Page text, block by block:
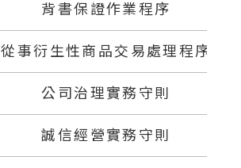
背書保證作業程序
從事衍生性商品交易處理程序
公司治理實務守則
誠信經營實務守則